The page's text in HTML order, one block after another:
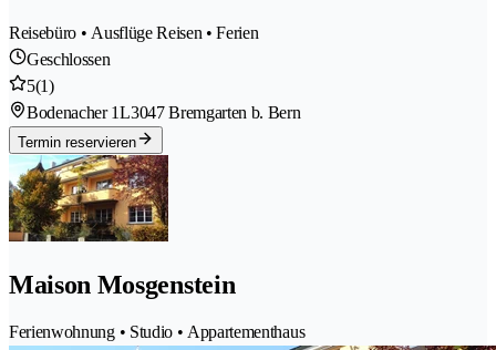
Reisebüro • Ausflüge Reisen • Ferien
Geschlossen
5(1)
Bodenacher 1L3047 Bremgarten b. Bern
Termin reservieren
Maison Mosgenstein
Ferienwohnung • Studio • Appartementhaus